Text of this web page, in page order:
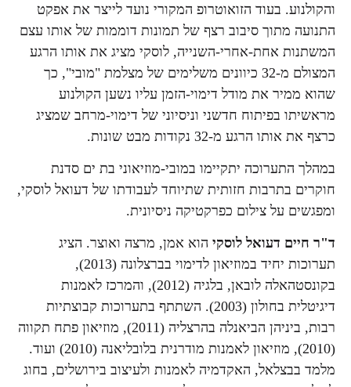
והקולנוע. בעוד הזואוטרופ המקורי נועד לייצר את אפקט
התנועה מתוך סיבוב רצף של תמונות דוממות של אותו עצם
המשתנות אחת-אחרי-השנייה, לוסקי מציג את אותו הרגע
המצולם מ-32 כיוונים משלימים של מצלמת "מובי", כך
שהוא ממיר את מודל דימוי-הזמן עליו נשען הקולנוע
מראשיתו בפיתוח חדשני וניסיוני של דימוי-מרחב שמציג
כרצף את אותו הרגע מ-32 נקודות מבט שונות.
במהלך התערוכה יתקיימו במובי-מוזיאוני בת ים סדנת
חוקרים בתרבות חזותית שתיוחד לעבודתו של דעואל לוסקי,
ומפגשים על צילום כפרקטיקה ניסיונית.
ד"ר חיים דעואל לוסקי הוא אמן, מרצה ואוצר. הציג
תערוכות יחיד במוזיאון לדימוי בברצלונה (2013),
בקונסטהאלה לובאן, בלגיה (2012), והמרכז לאמנות
דיגיטלית בחולון (2003). השתתף בתערוכות קבוצתיות
רבות, ביניהן הביאנלה בהרצליה (2011), מוזיאון פתח תקווה
(2010), מוזיאון לאמנות מודרנית בלובליאנה (2010) ועוד.
מלמד בבצלאל, האקדמיה לאמנות ולעיצוב בירושלים, בחוג